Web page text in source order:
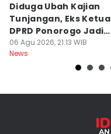
Diduga Ubah Kajian
Tunjangan, Eks Ketua
DPRD Ponorogo Jadi
Tersangka
06 Agu 2026, 21:13 WIB
News